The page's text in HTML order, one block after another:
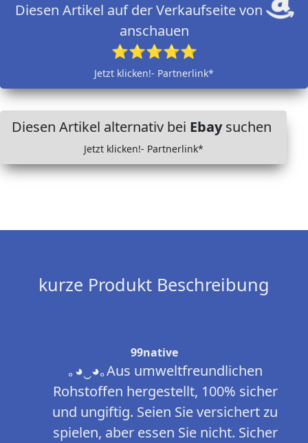
Diesen Artikel auf der Verkaufseite von
anschauen
⭐⭐⭐⭐⭐
Jetzt klicken!- Partnerlink*
Diesen Artikel alternativ bei Ebaysuchen
Jetzt klicken!- Partnerlink*
kurze Produkt Beschreibung
99native
｡◕‿◕｡Aus umweltfreundlichen
Rohstoffen hergestellt, 100% sicher
und ungiftig. Seien Sie versichert zu
spielen, aber essen Sie nicht. Sicher